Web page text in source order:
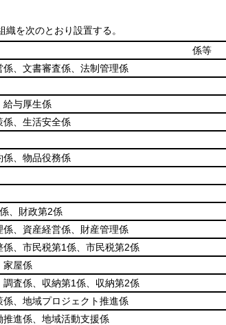
を次のとおり設置する。
係等
係、文書審査係、法制管理係
給与厚生係
係、生活安全係
係、物品役務係
、財政第2係
係、資産経営係、財産管理係
係、市民税第1係、市民税第2係
家屋係
調査係、収納第1係、収納第2係
係、地域プロジェクト推進係
推進係、地域活動支援係